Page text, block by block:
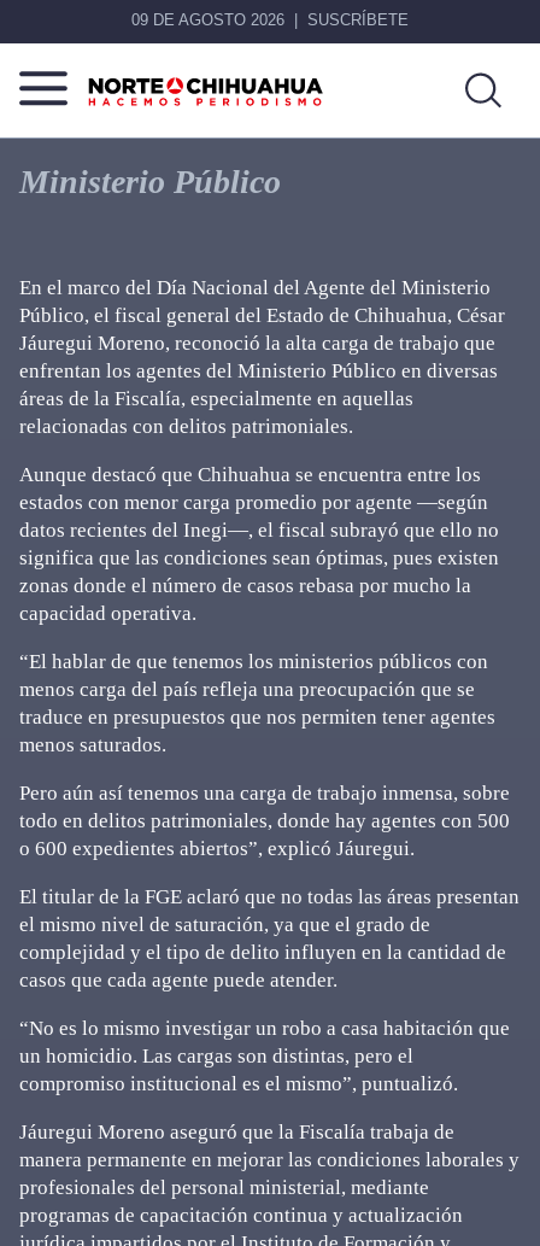
09 DE AGOSTO 2026 SUSCRÍBETE
Norte
De
Chihuahua
Más
que
noticias,
Ministerio Público
En el marco del Día Nacional del Agente del Ministerio
Público, el fiscal general del Estado de Chihuahua, César
Jáuregui Moreno, reconoció la alta carga de trabajo que
enfrentan los agentes del Ministerio Público en diversas
áreas de la Fiscalía, especialmente en aquellas
relacionadas con delitos patrimoniales.
Aunque destacó que Chihuahua se encuentra entre los
estados con menor carga promedio por agente —según
datos recientes del Inegi—, el fiscal subrayó que ello no
significa que las condiciones sean óptimas, pues existen
zonas donde el número de casos rebasa por mucho la
capacidad operativa.
“El hablar de que tenemos los ministerios públicos con
menos carga del país refleja una preocupación que se
traduce en presupuestos que nos permiten tener agentes
menos saturados.
Pero aún así tenemos una carga de trabajo inmensa, sobre
todo en delitos patrimoniales, donde hay agentes con 500
o 600 expedientes abiertos”, explicó Jáuregui.
El titular de la FGE aclaró que no todas las áreas presentan
el mismo nivel de saturación, ya que el grado de
complejidad y el tipo de delito influyen en la cantidad de
casos que cada agente puede atender.
“No es lo mismo investigar un robo a casa habitación que
un homicidio. Las cargas son distintas, pero el
compromiso institucional es el mismo”, puntualizó.
Jáuregui Moreno aseguró que la Fiscalía trabaja de
manera permanente en mejorar las condiciones laborales y
profesionales del personal ministerial, mediante
programas de capacitación continua y actualización